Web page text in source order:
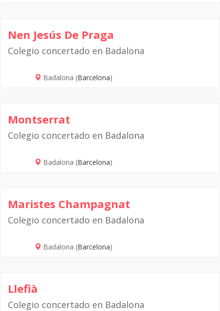
Nen Jesús De Praga
Colegio concertado en Badalona
Badalona (Barcelona)
Montserrat
Colegio concertado en Badalona
Badalona (Barcelona)
Maristes Champagnat
Colegio concertado en Badalona
Badalona (Barcelona)
Llefià
Colegio concertado en Badalona